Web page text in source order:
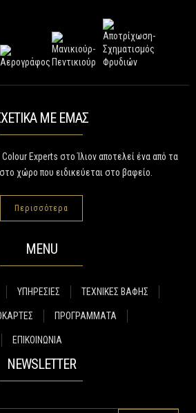
ΜΕ ΕΜΑΣ
Experts στο Ίλιον αποτελεί ένα από τα
χώρο που ειδικεύεται στο βαφείο.
Περισσότερα
MENU
ΥΠΗΡΕΣΙΕΣ ΤΕΧΝΙΚΕΣ ΒΑΦΗΣ
ΠΡΟΓΡΑΜΜΑΤΑ
ΕΠΙΚΟΙΝΩΝΙΑ
NEWSLETTER